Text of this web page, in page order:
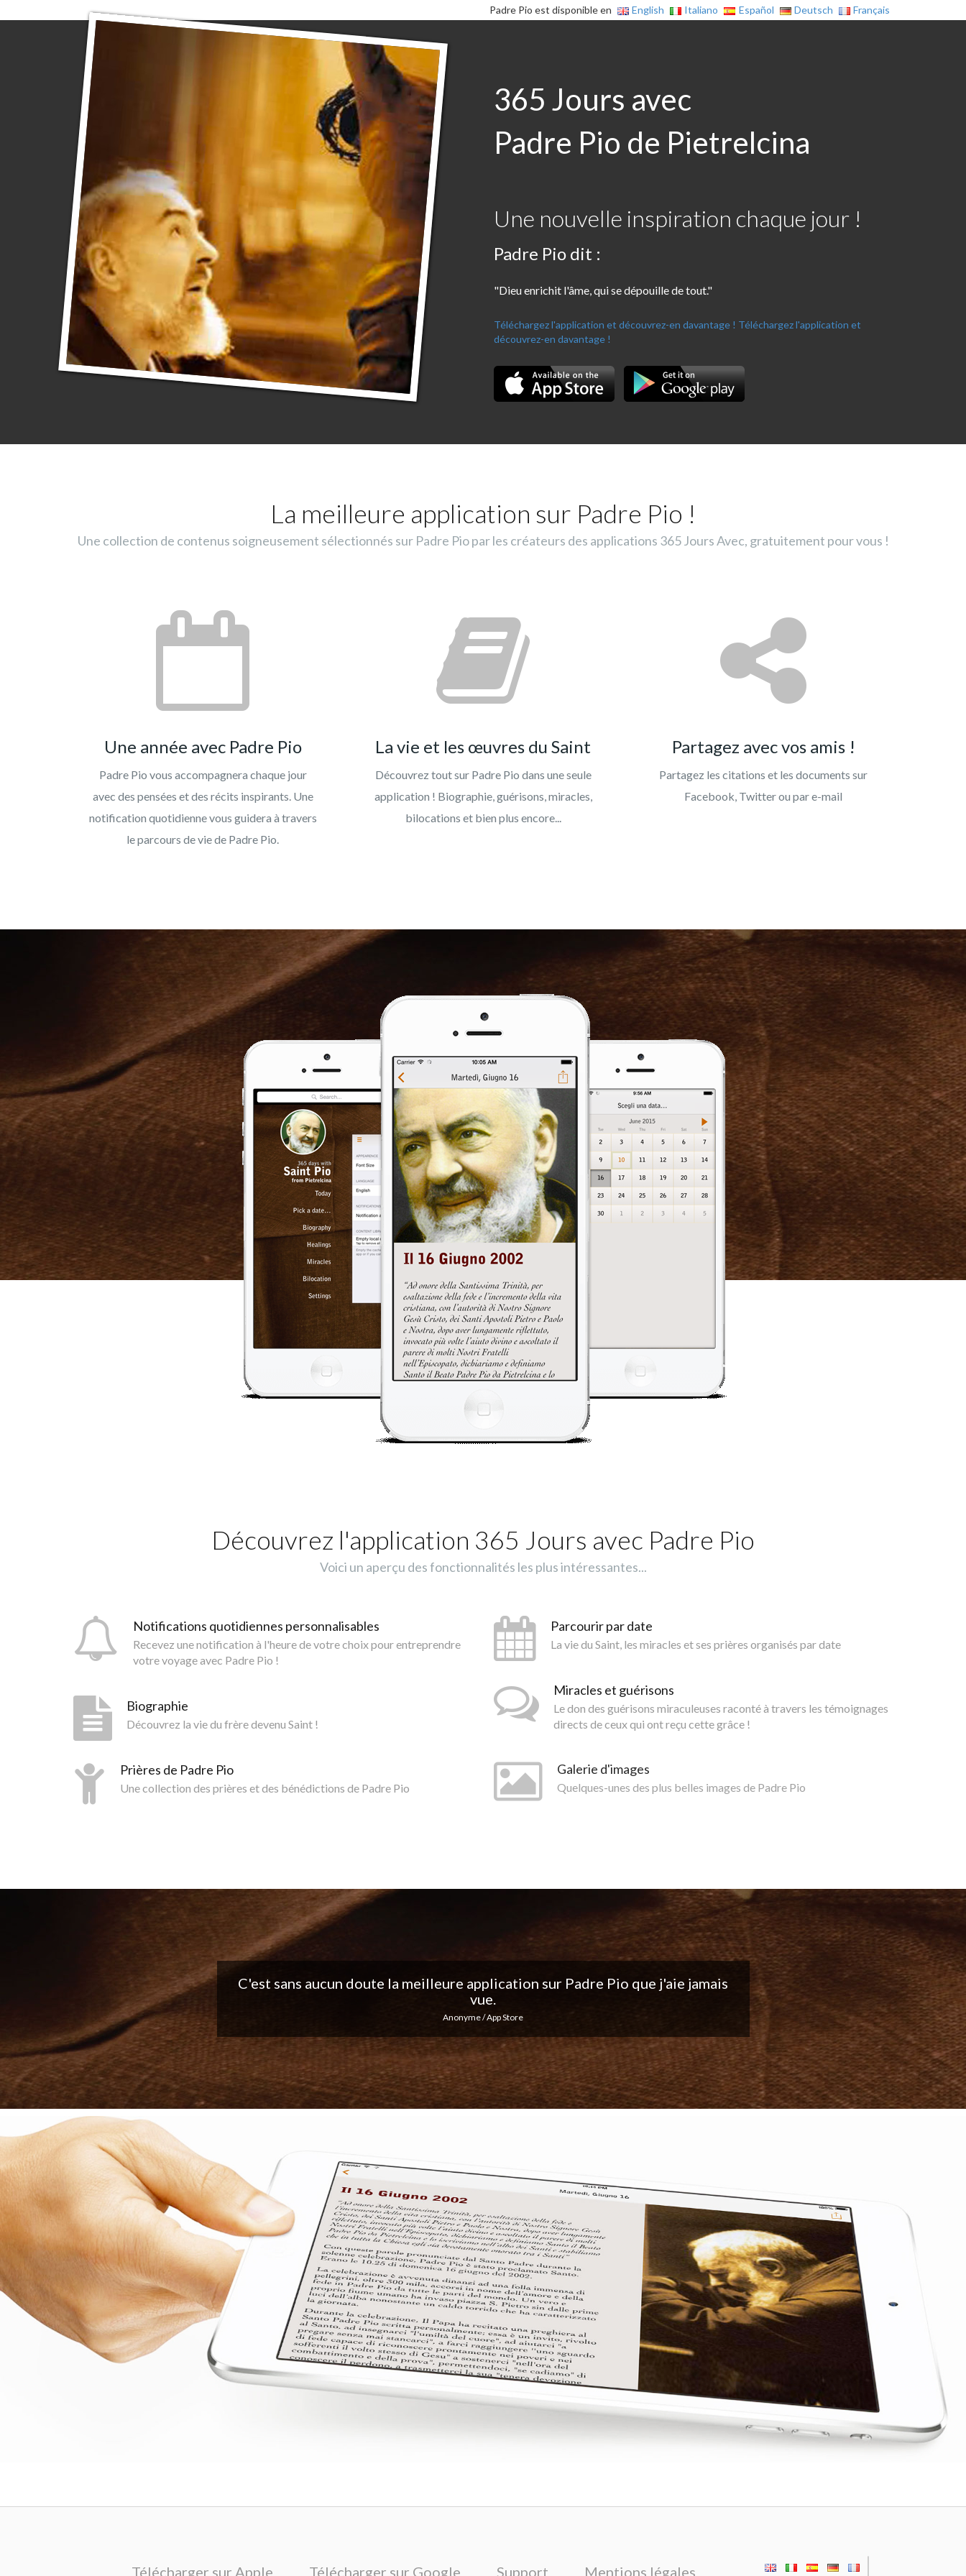
Padre Pio est disponible en English Italiano Español Deutsch Français
365 Jours avec
Padre Pio de Pietrelcina
Une nouvelle inspiration chaque jour !
Padre Pio dit :
"Dieu enrichit l'âme, qui se dépouille de tout."
Téléchargez l'application et découvrez-en davantage ! Téléchargez l'application et
découvrez-en davantage !
La meilleure application sur Padre Pio !
Une collection de contenus soigneusement sélectionnés sur Padre Pio par les créateurs des applications 365 Jours Avec, gratuitement pour vous !
Une année avec Padre Pio
Padre Pio vous accompagnera chaque jour
avec des pensées et des récits inspirants. Une
notification quotidienne vous guidera à travers
le parcours de vie de Padre Pio.
La vie et les œuvres du Saint
Découvrez tout sur Padre Pio dans une seule
application ! Biographie, guérisons, miracles,
bilocations et bien plus encore...
Partagez avec vos amis !
Partagez les citations et les documents sur
Facebook, Twitter ou par e-mail
Découvrez l'application 365 Jours avec Padre Pio
Voici un aperçu des fonctionnalités les plus intéressantes...
Notifications quotidiennes personnalisables
Recevez une notification à l'heure de votre choix pour entreprendre
votre voyage avec Padre Pio !
Biographie
Découvrez la vie du frère devenu Saint !
Prières de Padre Pio
Une collection des prières et des bénédictions de Padre Pio
Parcourir par date
La vie du Saint, les miracles et ses prières organisés par date
Miracles et guérisons
Le don des guérisons miraculeuses raconté à travers les témoignages
directs de ceux qui ont reçu cette grâce !
Galerie d'images
Quelques-unes des plus belles images de Padre Pio
Belle application, j'adore les notifications quotidiennes... Continuez votre
excellent travail !
Télécharger sur Apple Télécharger sur Google Support Mentions légales |